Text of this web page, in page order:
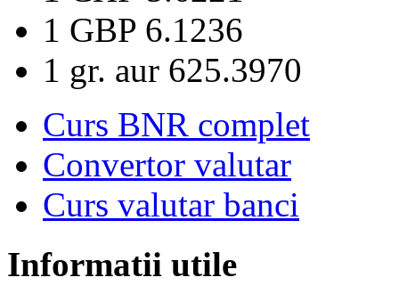
1 GBP 6.1236
1 gr. aur 625.3970
Curs BNR complet
Convertor valutar
Curs valutar banci
Informatii utile